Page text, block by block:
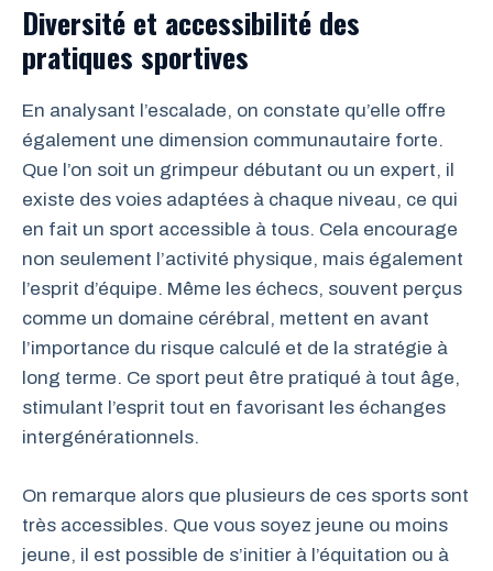
Diversité et accessibilité des
pratiques sportives
En analysant l’escalade, on constate qu’elle offre
également une dimension communautaire forte.
Que l’on soit un grimpeur débutant ou un expert, il
existe des voies adaptées à chaque niveau, ce qui
en fait un sport accessible à tous. Cela encourage
non seulement l’activité physique, mais également
l’esprit d’équipe. Même les échecs, souvent perçus
comme un domaine cérébral, mettent en avant
l’importance du risque calculé et de la stratégie à
long terme. Ce sport peut être pratiqué à tout âge,
stimulant l’esprit tout en favorisant les échanges
intergénérationnels.
On remarque alors que plusieurs de ces sports sont
très accessibles. Que vous soyez jeune ou moins
jeune, il est possible de s’initier à l’équitation ou à